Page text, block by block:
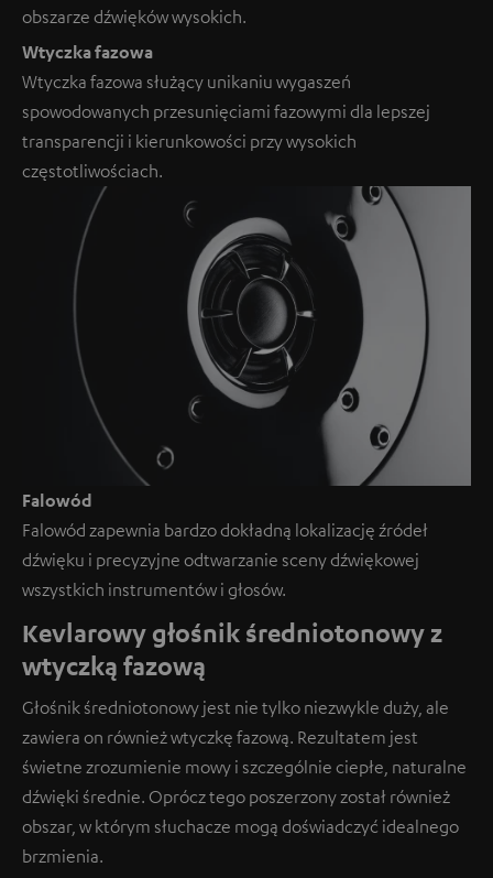
obszarze dźwięków wysokich.
Wtyczka fazowa
Wtyczka fazowa służący unikaniu wygaszeń
spowodowanych przesunięciami fazowymi dla lepszej
transparencji i kierunkowości przy wysokich
częstotliwościach.
Falowód
Falowód zapewnia bardzo dokładną lokalizację źródeł
dźwięku i precyzyjne odtwarzanie sceny dźwiękowej
wszystkich instrumentów i głosów.
Kevlarowy głośnik średniotonowy z
wtyczką fazową
Głośnik średniotonowy jest nie tylko niezwykle duży, ale
zawiera on również wtyczkę fazową. Rezultatem jest
świetne zrozumienie mowy i szczególnie ciepłe, naturalne
dźwięki średnie. Oprócz tego poszerzony został również
obszar, w którym słuchacze mogą doświadczyć idealnego
brzmienia.